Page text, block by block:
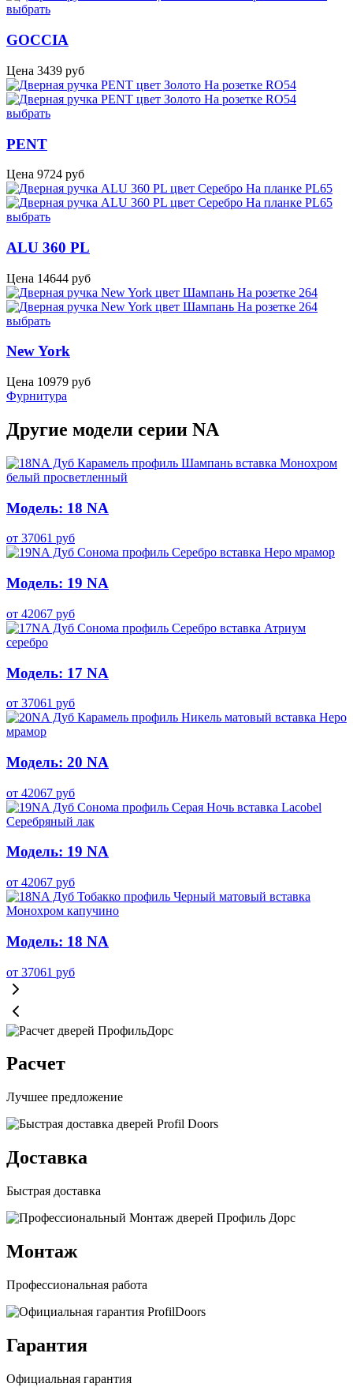
выбрать
GOCCIA
Цена 3439 руб
выбрать
PENT
Цена 9724 руб
выбрать
ALU 360 PL
Цена 14644 руб
выбрать
New York
Цена 10979 руб
Фурнитура
Другие модели серии NA
Модель: 18 NA
от 37061 руб
Модель: 19 NA
от 42067 руб
Модель: 17 NA
от 37061 руб
Модель: 20 NA
от 42067 руб
Модель: 19 NA
от 42067 руб
Модель: 18 NA
от 37061 руб
Расчет
Лучшее предложение
Доставка
Быстрая доставка
Монтаж
Профессиональная работа
Гарантия
Официальная гарантия